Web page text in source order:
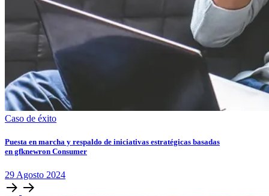
Caso de éxito
Puesta en marcha y respaldo de iniciativas estratégicas basadas
en gfknewron Consumer
29 Agosto 2024